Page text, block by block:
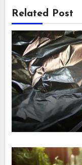
Related Post